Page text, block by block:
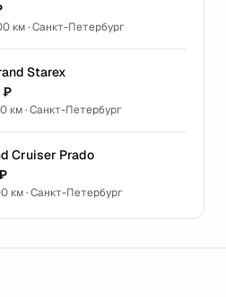
км · Санкт-Петербург
Starex
₽
км · Санкт-Петербург
Cruiser Prado
км · Санкт-Петербург